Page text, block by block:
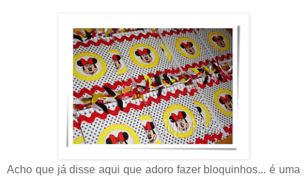
Acho que já disse aqui que adoro fazer bloquinhos... é uma